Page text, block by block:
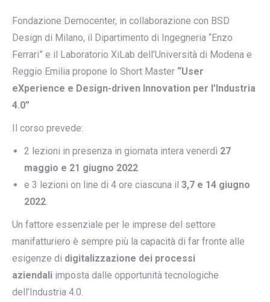
Fondazione Democenter, in collaborazione con BSD
Design di Milano, il Dipartimento di Ingegneria “Enzo
Ferrari” e il Laboratorio XiLab dell’Università di Modena e
Reggio Emilia propone lo Short Master “User
eXperience e Design-driven Innovation per l’Industria
4.0”
Il corso prevede:
2 lezioni in presenza in giornata intera venerdì 27
maggio e 21 giugno 2022
e 3 lezioni on line di 4 ore ciascuna il 3,7 e 14 giugno
2022.
Un fattore essenziale per le imprese del settore
manifatturiero è sempre più la capacità di far fronte alle
esigenze di digitalizzazione dei processi
aziendali imposta dalle opportunità tecnologiche
dell’Industria 4.0.